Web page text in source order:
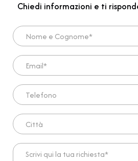
Chiedi informazioni e ti
Nome e Cognome*
Email*
Telefono
Città
Scrivi qui la tua richiesta*